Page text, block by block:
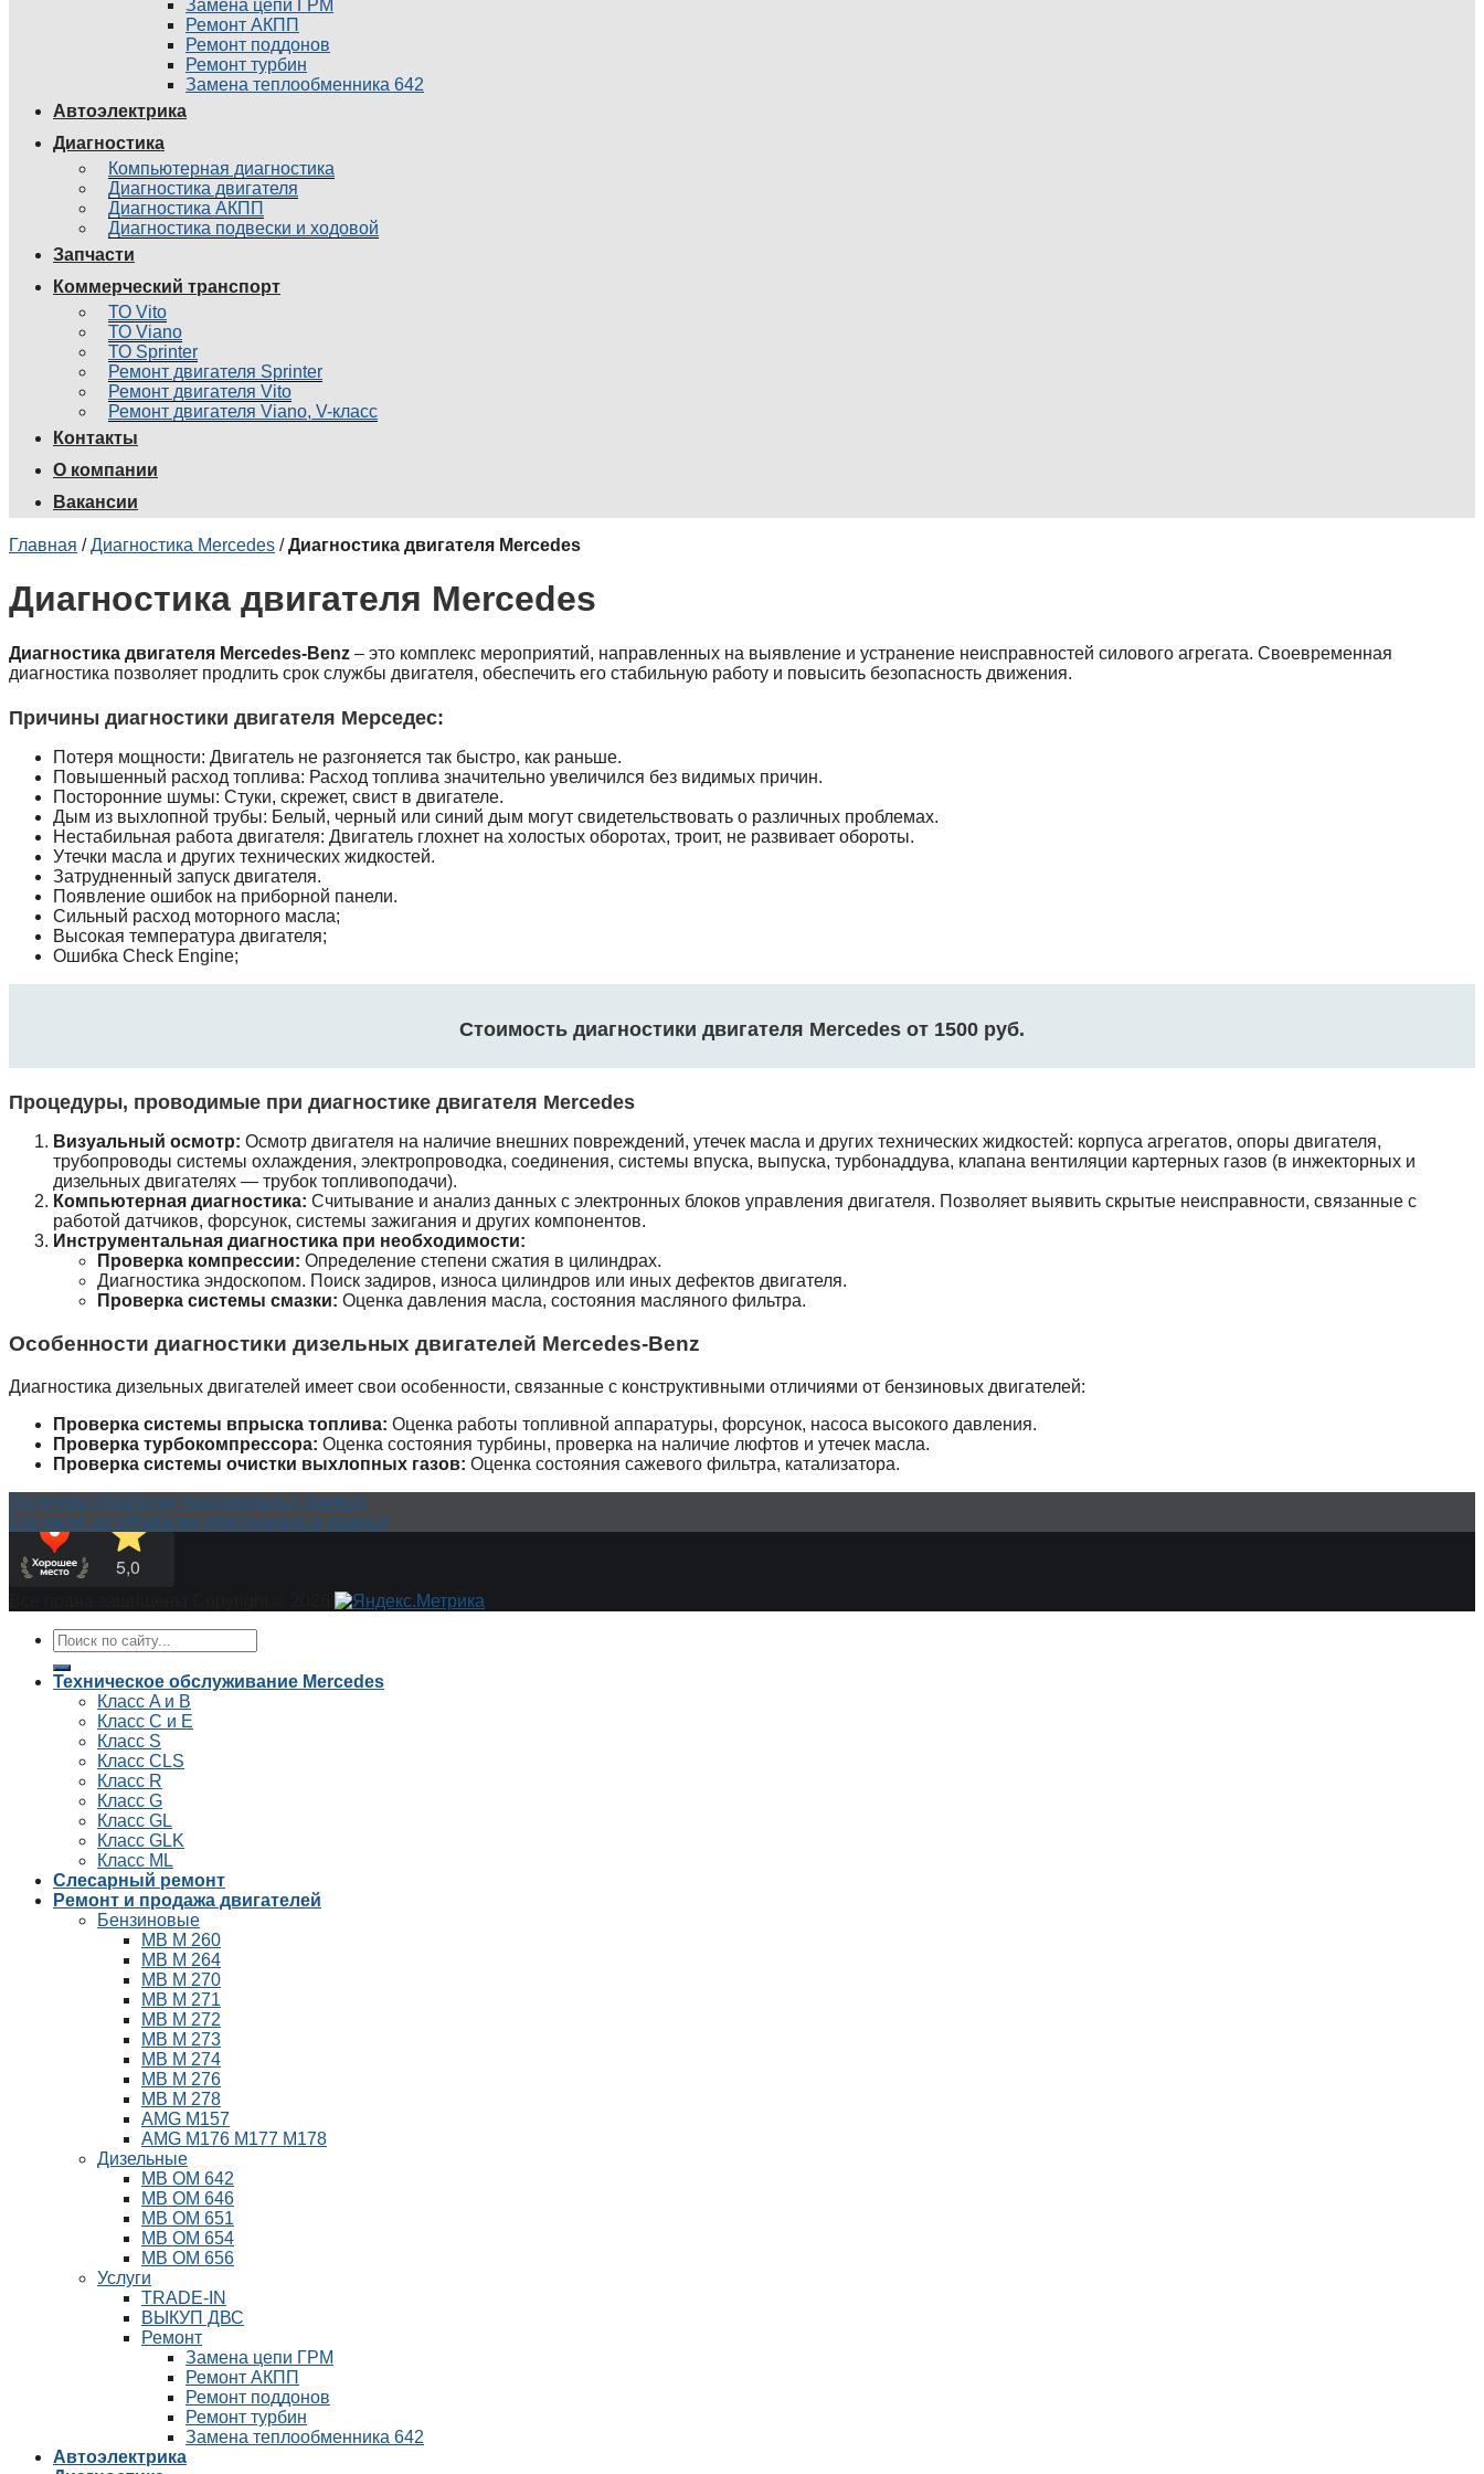
Замена цепи ГРМ
Ремонт АКПП
Ремонт поддонов
Ремонт турбин
Замена теплообменника 642
Автоэлектрика
Диагностика
Компьютерная диагностика
Диагностика двигателя
Диагностика АКПП
Диагностика подвески и ходовой
Запчасти
Коммерческий транспорт
ТО Vito
ТО Viano
ТО Sprinter
Ремонт двигателя Sprinter
Ремонт двигателя Vito
Ремонт двигателя Viano, V-класс
Контакты
О компании
Вакансии
Главная /Диагностика Mercedes /Диагностика двигателя Mercedes
Диагностика двигателя Mercedes
Диагностика двигателя Mercedes-Benz – это комплекс мероприятий, направленных на выявление и устранение неисправностей силового агрегата. Своевременная
диагностика позволяет продлить срок службы двигателя, обеспечить его стабильную работу и повысить безопасность движения.
Причины диагностики двигателя Мерседес:
Потеря мощности: Двигатель не разгоняется так быстро, как раньше.
Повышенный расход топлива: Расход топлива значительно увеличился без видимых причин.
Посторонние шумы: Стуки, скрежет, свист в двигателе.
Дым из выхлопной трубы: Белый, черный или синий дым могут свидетельствовать о различных проблемах.
Нестабильная работа двигателя: Двигатель глохнет на холостых оборотах, троит, не развивает обороты.
Утечки масла и других технических жидкостей.
Затрудненный запуск двигателя.
Появление ошибок на приборной панели.
Сильный расход моторного масла;
Высокая температура двигателя;
Ошибка Check Engine;
Стоимость диагностики двигателя Mercedes от 1500 руб.
Процедуры, проводимые при диагностике двигателя Mercedes
Визуальный осмотр: Осмотр двигателя на наличие внешних повреждений, утечек масла и других технических жидкостей: корпуса агрегатов, опоры двигателя,
трубопроводы системы охлаждения, электропроводка, соединения, системы впуска, выпуска, турбонаддува, клапана вентиляции картерных газов (в инжекторных и
дизельных двигателях — трубок топливоподачи).
Компьютерная диагностика: Считывание и анализ данных с электронных блоков управления двигателя. Позволяет выявить скрытые неисправности, связанные с
работой датчиков, форсунок, системы зажигания и других компонентов.
Инструментальная диагностика при необходимости:
Проверка компрессии: Определение степени сжатия в цилиндрах.
Диагностика эндоскопом. Поиск задиров, износа цилиндров или иных дефектов двигателя.
Проверка системы смазки: Оценка давления масла, состояния масляного фильтра.
Особенности диагностики дизельных двигателей Mercedes-Benz
Диагностика дизельных двигателей имеет свои особенности, связанные с конструктивными отличиями от бензиновых двигателей:
Проверка системы впрыска топлива: Оценка работы топливной аппаратуры, форсунок, насоса высокого давления.
Проверка турбокомпрессора: Оценка состояния турбины, проверка на наличие люфтов и утечек масла.
Проверка системы очистки выхлопных газов: Оценка состояния сажевого фильтра, катализатора.
Политика обработки персональных данных
Согласие на обработку персональных данных
Техническое обслуживание Mercedes
Класс A и B
Класс C и E
Класс S
Класс СLS
Класс R
Класс G
Класс GL
Класс GLK
Класс ML
Слесарный ремонт
Ремонт и продажа двигателей
Бензиновые
MB М 260
MB М 264
MB М 270
MB М 271
MB М 272
MB М 273
MB М 274
MB М 276
MB М 278
AMG М157
AMG М176 М177 М178
Дизельные
MB ОМ 642
MB ОМ 646
MB ОМ 651
MB OM 654
MB ОМ 656
Услуги
TRADE-IN
ВЫКУП ДВС
Ремонт
Замена цепи ГРМ
Ремонт АКПП
Ремонт поддонов
Ремонт турбин
Замена теплообменника 642
Автоэлектрика